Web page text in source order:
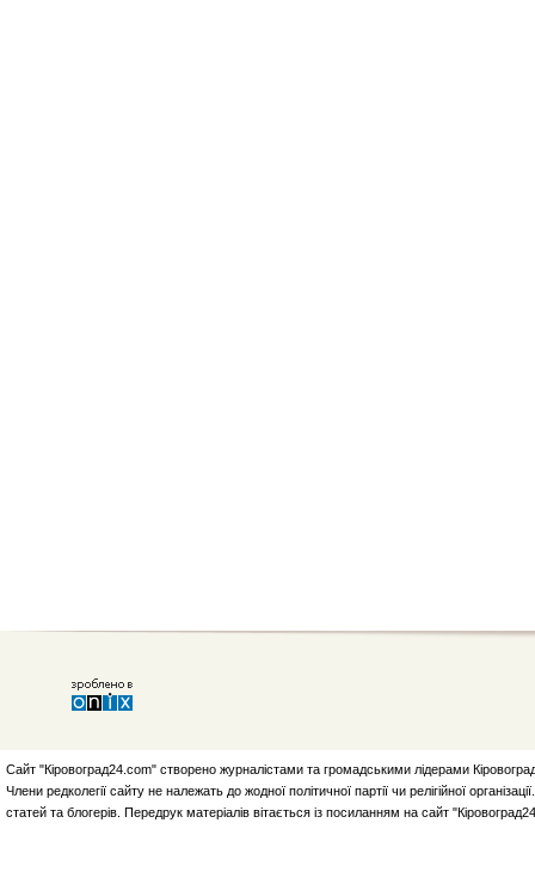
Сайт "Кіровоград24.com" створено журналістами та громадськими лідерами
Члени редколегії сайту не належать до жодної політичної партії чи релігійної
статей та блогерів. Передрук матеріалів вітається із посиланням на сайт